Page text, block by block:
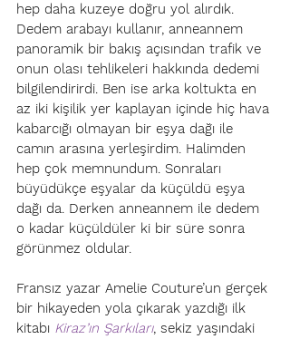
hep daha kuzeye doğru yol alırdık.
Dedem arabayı kullanır, anneannem
panoramik bir bakış açısından trafik ve
onun olası tehlikeleri hakkında dedemi
bilgilendirirdi. Ben ise arka koltukta en
az iki kişilik yer kaplayan içinde hiç hava
kabarcığı olmayan bir eşya dağı ile
camın arasına yerleşirdim. Halimden
hep çok memnundum. Sonraları
büyüdükçe eşyalar da küçüldü eşya
dağı da. Derken anneannem ile dedem
o kadar küçüldüler ki bir süre sonra
görünmez oldular.
Fransız yazar Amelie Couture’un gerçek
bir hikayeden yola çıkarak yazdığı ilk
kitabı Kiraz’ın Şarkıları, sekiz yaşındaki